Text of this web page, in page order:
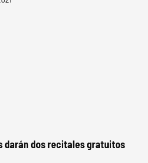
darán dos recitales gratuitos